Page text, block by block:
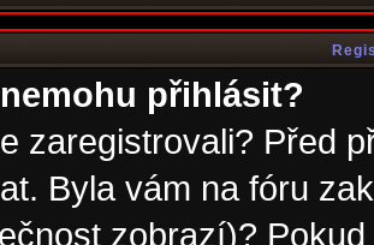
přihlásit?
zaregistrovali? Před
Byla vám na fóru
zobrazí)?